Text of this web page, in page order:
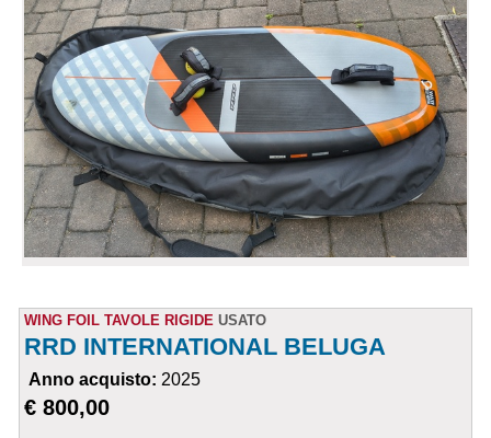
WING FOIL TAVOLE RIGIDE USATO
RRD INTERNATIONAL BELUGA
Anno acquisto: 2025
€ 800,00